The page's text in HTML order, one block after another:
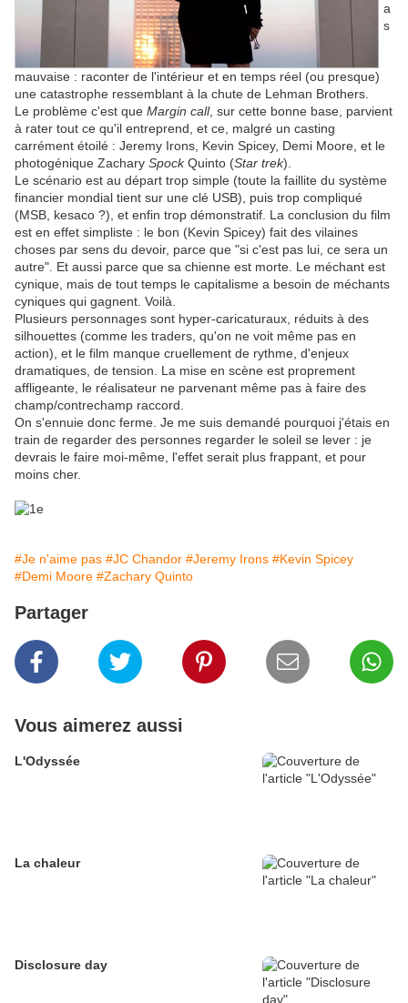
a
s
mauvaise : raconter de l'intérieur et en temps réel (ou presque)
une catastrophe ressemblant à la chute de Lehman Brothers.
Le problème c'est que Margin call, sur cette bonne base, parvient
à rater tout ce qu'il entreprend, et ce, malgré un casting
carrément étoilé : Jeremy Irons, Kevin Spicey, Demi Moore, et le
photogénique Zachary SpockQuinto (Star trek).
Le scénario est au départ trop simple (toute la faillite du système
financier mondial tient sur une clé USB), puis trop compliqué
(MSB, kesaco ?), et enfin trop démonstratif. La conclusion du film
est en effet simpliste : le bon (Kevin Spicey) fait des vilaines
choses par sens du devoir, parce que "si c'est pas lui, ce sera un
autre". Et aussi parce que sa chienne est morte. Le méchant est
cynique, mais de tout temps le capitalisme a besoin de méchants
cyniques qui gagnent. Voilà.
Plusieurs personnages sont hyper-caricaturaux, réduits à des
silhouettes (comme les traders, qu'on ne voit même pas en
action), et le film manque cruellement de rythme, d'enjeux
dramatiques, de tension. La mise en scène est proprement
affligeante, le réalisateur ne parvenant même pas à faire des
champ/contrechamp raccord.
On s'ennuie donc ferme. Je me suis demandé pourquoi j'étais en
train de regarder des personnes regarder le soleil se lever : je
devrais le faire moi-même, l'effet serait plus frappant, et pour
moins cher.
#Je n'aime pas #JC Chandor #Jeremy Irons #Kevin Spicey
#Demi Moore #Zachary Quinto
Partager
Vous aimerez aussi
L'Odyssée
La chaleur
Disclosure day